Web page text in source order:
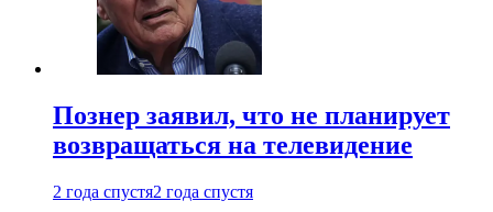
Познер заявил, что не планирует
возвращаться на телевидение
2 года спустя2 года спустя